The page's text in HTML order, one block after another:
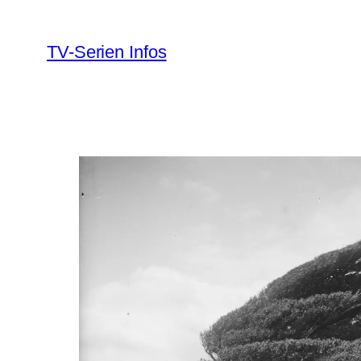
Inhalt
springen
TV-Serien Infos